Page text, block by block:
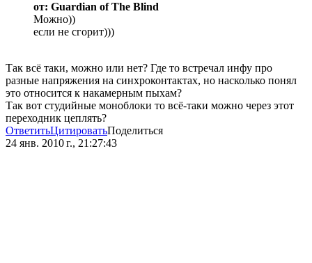
от: Guardian of The Blind
Можно))
если не сгорит)))
Так всё таки, можно или нет? Где то встречал инфу про
разные напряжения на синхроконтактах, но насколько понял
это относится к накамерным пыхам?
Так вот студийные моноблоки то всё-таки можно через этот
переходник цеплять?
ОтветитьЦитироватьПоделиться
24 янв. 2010 г., 21:27:43